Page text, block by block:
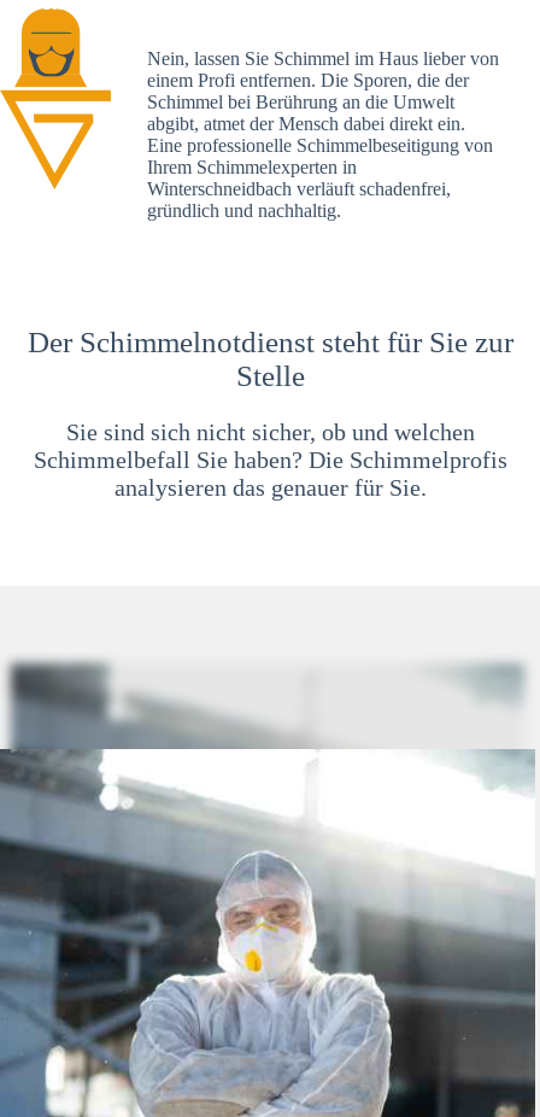
Nein, lassen Sie Schimmel im Haus lieber von
einem Profi entfernen. Die Sporen, die der
Schimmel bei Berührung an die Umwelt
abgibt, atmet der Mensch dabei direkt ein.
Eine professionelle Schimmelbeseitigung von
Ihrem Schimmelexperten in
Winterschneidbach verläuft schadenfrei,
gründlich und nachhaltig.
Der Schimmelnotdienst steht für Sie zur
Stelle
Sie sind sich nicht sicher, ob und welchen
Schimmelbefall Sie haben? Die Schimmelprofis
analysieren das genauer für Sie.